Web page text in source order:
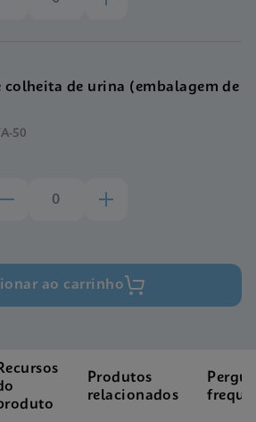
colheita de urina (embalagem de
50
ao carrinho
Produtos
relacionados